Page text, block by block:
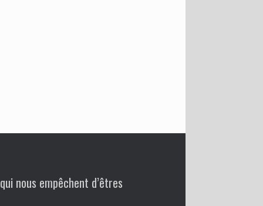
nous empêchent d’êtres